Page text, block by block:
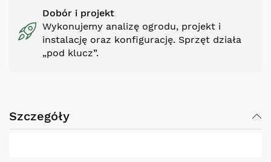
Dobór i projekt
Wykonujemy analizę ogrodu, projekt i
instalację oraz konfigurację. Sprzęt działa
„pod klucz”.
Szczegóły